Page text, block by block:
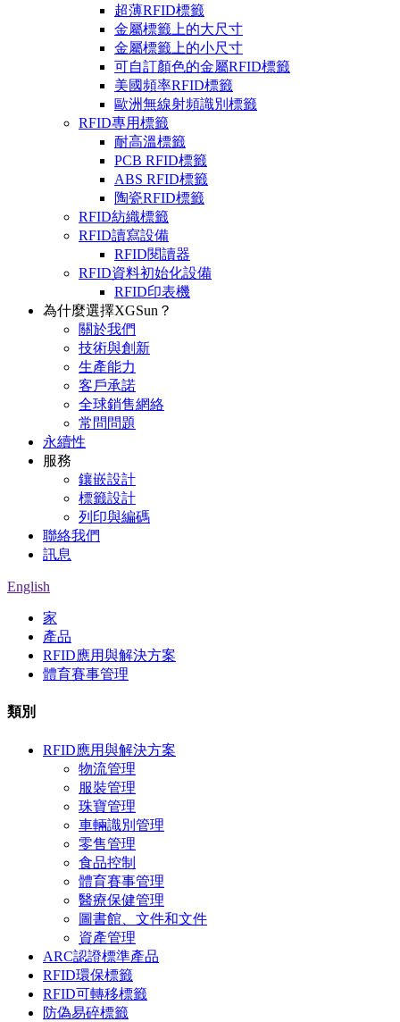
超薄RFID標籤
金屬標籤上的大尺寸
金屬標籤上的小尺寸
可自訂顏色的金屬RFID標籤
美國頻率RFID標籤
歐洲無線射頻識別標籤
RFID專用標籤
耐高溫標籤
PCB RFID標籤
ABS RFID標籤
陶瓷RFID標籤
RFID紡織標籤
RFID讀寫設備
RFID閱讀器
RFID資料初始化設備
RFID印表機
為什麼選擇XGSun？
關於我們
技術與創新
生產能力
客戶承諾
全球銷售網絡
常問問題
永續性
服務
鑲嵌設計
標籤設計
列印與編碼
聯絡我們
訊息
English
家
產品
RFID應用與解決方案
體育賽事管理
類別
RFID應用與解決方案
物流管理
服裝管理
珠寶管理
車輛識別管理
零售管理
食品控制
體育賽事管理
醫療保健管理
圖書館、文件和文件
資產管理
ARC認證標準產品
RFID環保標籤
RFID可轉移標籤
防偽易碎標籤